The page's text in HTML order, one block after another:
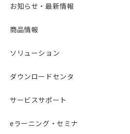
お知らせ・最新情報
商品情報
ソリューション
ダウンロードセンタ
サービスサポート
eラーニング・セミナ